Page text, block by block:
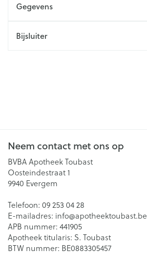
Gegevens
Bijsluiter
Neem contact met ons op
BVBA Apotheek Toubast
Oosteindestraat 1
9940 Evergem
Telefoon: 09 253 04 28
E-mailadres: info@apotheektoubast.be
APB nummer: 441905
Apotheek titularis: S. Toubast
BTW nummer: BE0883305457